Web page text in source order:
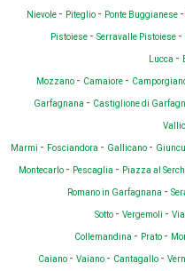
Nievole - Piteglio - Ponte Buggianese -
Pistoiese - Serravalle Pistoiese -
Lucca -
Mozzano - Camaiore -
Garfagnana - Castiglione di
Marmi - Fosciandora - Gallicano -
Montecarlo - Pescaglia - Piazza al
Romano in Garfagnana -
Sotto - Vergemoli -
Collemandina - Prato -
Caiano - Vaiano - Cantagallo -